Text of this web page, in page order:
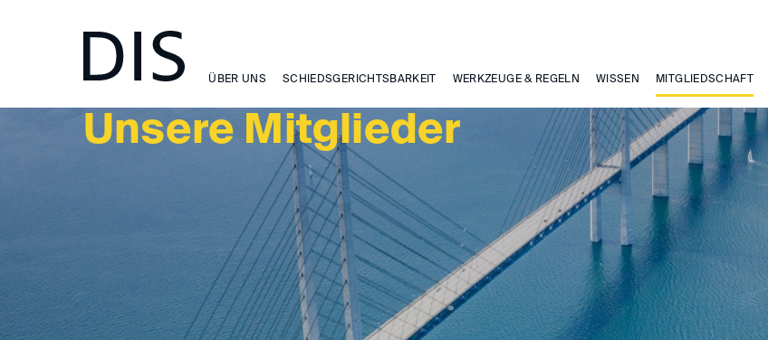
ÜBER UNS SCHIEDSGERICHTSBARKEIT WERKZEUGE & REGELN WISSEN MITGLIEDSCHAFT
Unsere Mitglieder
MITGLIEDER